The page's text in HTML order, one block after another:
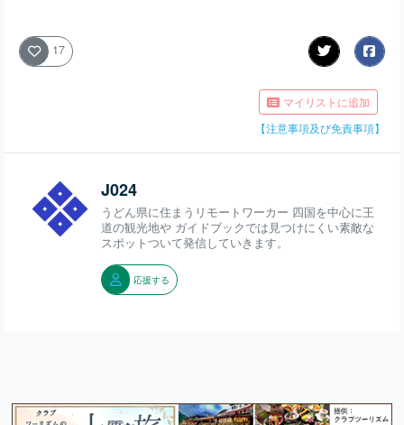
17
マイリストに追加
【注意事項及び免責事項】
J024
うどん県に住まうリモートワーカー 四国を中心に王
道の観光地や ガイドブックでは見つけにくい素敵な
スポットついて発信していきます。
応援する